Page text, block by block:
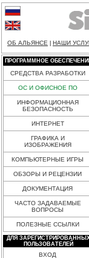
ОБ АЛЬЯНСЕ НАШИ
ПРОГРАММНОЕ
СРЕДСТВА РАЗРАБОТКИ
ОС И ОФИСНОЕ ПО
ИНФОРМАЦИОННАЯ
БЕЗОПАСНОСТЬ
ИНТЕРНЕТ
ГРАФИКА И
ИЗОБРАЖЕНИЯ
КОМПЬЮТЕРНЫЕ ИГРЫ
ОБЗОРЫ И РЕЦЕНЗИИ
ДОКУМЕНТАЦИЯ
ЧАСТО ЗАДАВАЕМЫЕ
ВОПРОСЫ
ПОЛЕЗНЫЕ ССЫЛКИ
ДЛЯ
ПОЛЬЗОВАТЕЛЕЙ
ВХОД